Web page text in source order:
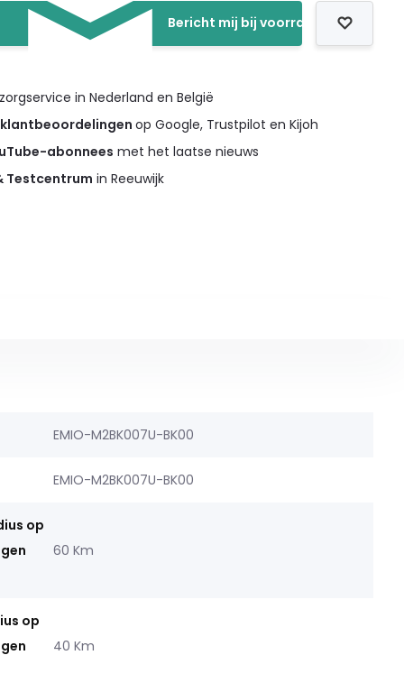
Bericht mij bij voorraad
in Nederland en België
klantbeoordelingenop Google, Trustpilot en Kijoh
abonnees met het laatse nieuws
Testcentrum in Reeuwijk
EMIO-M2BK007U-BK00
EMIO-M2BK007U-BK00
op
60 Km
op
40 Km